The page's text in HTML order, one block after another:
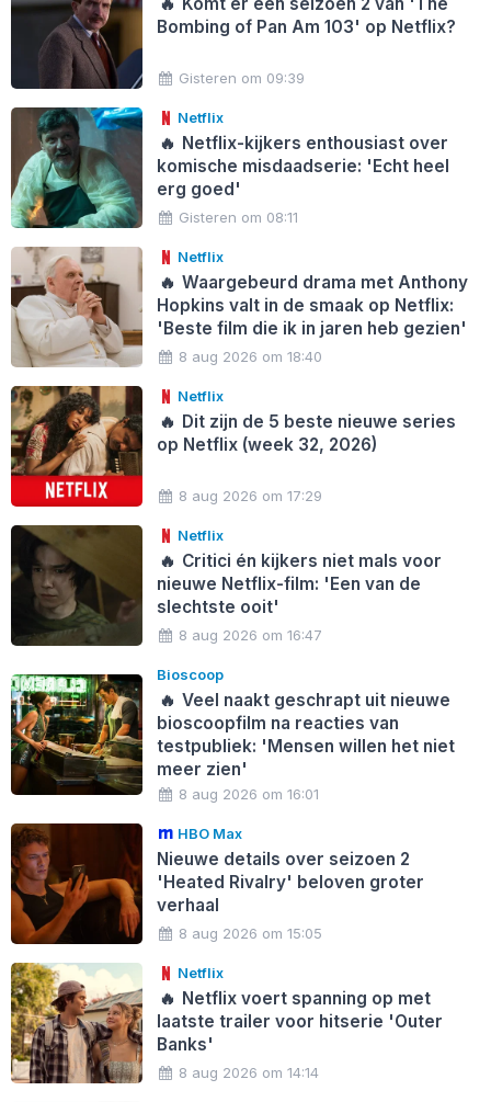
Bombing of Pan Am 103' op Netflix?
Gisteren om 09:39
Netflix
🔥 Netflix-kijkers enthousiast over
komische misdaadserie: 'Echt heel
erg goed'
Gisteren om 08:11
Netflix
🔥 Waargebeurd drama met Anthony
Hopkins valt in de smaak op Netflix:
'Beste film die ik in jaren heb gezien'
8 aug 2026 om 18:40
Netflix
🔥 Dit zijn de 5 beste nieuwe series
op Netflix (week 32, 2026)
8 aug 2026 om 17:29
Netflix
🔥 Critici én kijkers niet mals voor
nieuwe Netflix-film: 'Een van de
slechtste ooit'
8 aug 2026 om 16:47
Bioscoop
🔥 Veel naakt geschrapt uit nieuwe
bioscoopfilm na reacties van
testpubliek: 'Mensen willen het niet
meer zien'
8 aug 2026 om 16:01
HBO Max
Nieuwe details over seizoen 2
'Heated Rivalry' beloven groter
verhaal
8 aug 2026 om 15:05
Netflix
🔥 Netflix voert spanning op met
laatste trailer voor hitserie 'Outer
Banks'
8 aug 2026 om 14:14